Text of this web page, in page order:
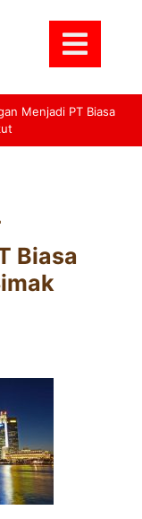
Menjadi PT Biasa
Biasa